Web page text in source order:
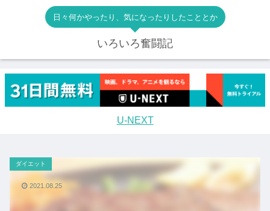
日々何かやったり、気になったりしたこととか
いろいろ奮闘記
U-NEXT
ダイエット
2021.08.25